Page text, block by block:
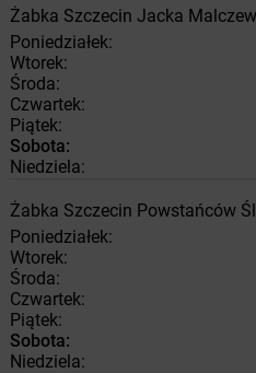
Żabka Szczecin Jacka
Poniedziałek:
Wtorek:
Środa:
Czwartek:
Piątek:
Sobota:
Niedziela:
Żabka Szczecin Powstańców
Poniedziałek:
Wtorek:
Środa:
Czwartek:
Piątek:
Sobota:
Niedziela: